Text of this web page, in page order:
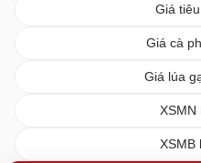
Giá
Giá cà
Giá lúa
XSMN
XSMB